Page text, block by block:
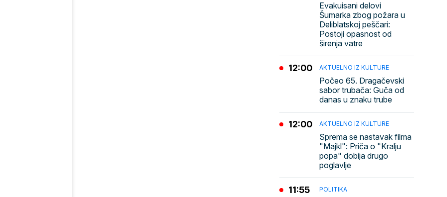
Evakuisani delovi
Šumarka zbog požara u
Deliblatskoj peščari:
Postoji opasnost od
širenja vatre
AKTUELNO IZ KULTURE
Počeo 65. Dragačevski
sabor trubača: Guča od
danas u znaku trube
12:00
AKTUELNO IZ KULTURE
Sprema se nastavak filma
"Majkl": Priča o "Kralju
popa" dobija drugo
poglavlje
12:00
POLITIKA
11:55